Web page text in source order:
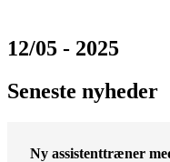
12/05 - 2025
Seneste nyheder
Ny assistenttræner